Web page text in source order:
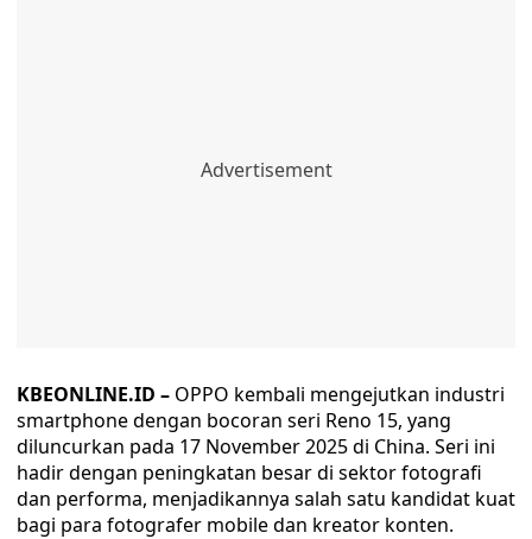
KBEONLINE.ID – OPPO kembali mengejutkan industri
smartphone dengan bocoran seri Reno 15, yang
diluncurkan pada 17 November 2025 di China. Seri ini
hadir dengan peningkatan besar di sektor fotografi
dan performa, menjadikannya salah satu kandidat kuat
bagi para fotografer mobile dan kreator konten.